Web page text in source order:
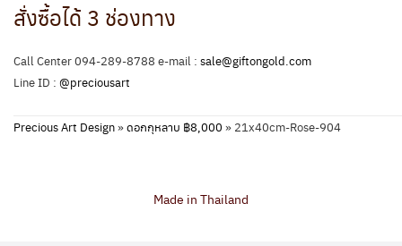
สั่งซื้อได้ 3 ช่องทาง
Call Center 094-289-8788 e-mail : sale@giftongold.com
Line ID : @preciousart
Precious Art Design»ดอกกุหลาบ ฿8,000 » 21x40cm-Rose-904
Made in Thailand